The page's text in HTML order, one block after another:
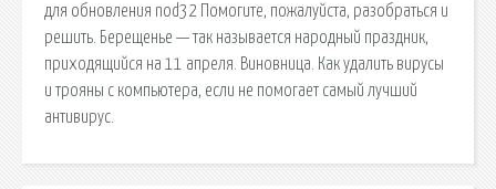
для обновления nod32 Помогите, пожалуйста, разобраться и
решить. Берещенье — так называется народный праздник,
приходящийся на 11 апреля. Виновница. Как удалить вирусы
и трояны с компьютера, если не помогает самый лучший
антивирус.